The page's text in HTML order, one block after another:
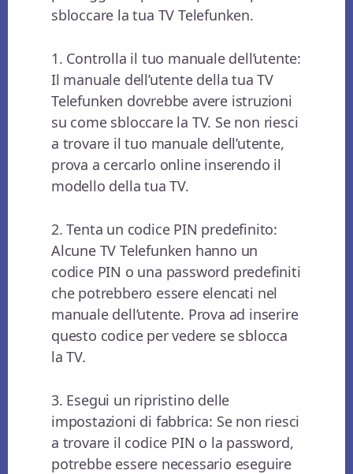
sbloccare la tua TV Telefunken.
1. Controlla il tuo manuale dell’utente:
Il manuale dell’utente della tua TV
Telefunken dovrebbe avere istruzioni
su come sbloccare la TV. Se non riesci
a trovare il tuo manuale dell’utente,
prova a cercarlo online inserendo il
modello della tua TV.
2. Tenta un codice PIN predefinito:
Alcune TV Telefunken hanno un
codice PIN o una password predefiniti
che potrebbero essere elencati nel
manuale dell’utente. Prova ad inserire
questo codice per vedere se sblocca
la TV.
3. Esegui un ripristino delle
impostazioni di fabbrica: Se non riesci
a trovare il codice PIN o la password,
potrebbe essere necessario eseguire